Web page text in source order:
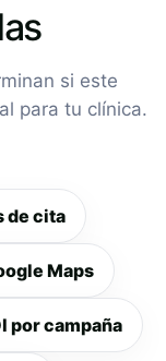
si este
para tu clínica.
de cita
Maps
por campaña